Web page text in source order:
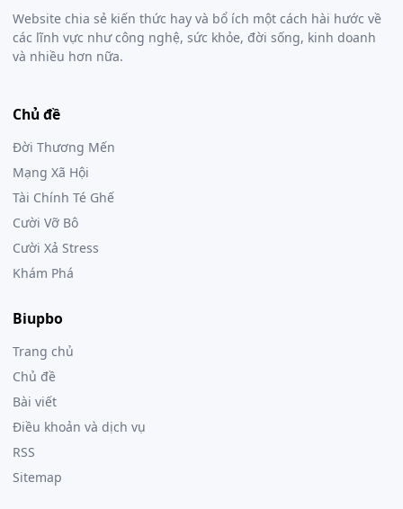
Website chia sẻ kiến thức hay và bổ ích một cách hài hước về
các lĩnh vực như công nghệ, sức khỏe, đời sống, kinh doanh
và nhiều hơn nữa.
Chủ đề
Đời Thương Mến
Mạng Xã Hội
Tài Chính Té Ghế
Cười Vỡ Bô
Cười Xả Stress
Khám Phá
Biupbo
Trang chủ
Chủ đề
Bài viết
Điều khoản và dịch vụ
RSS
Sitemap